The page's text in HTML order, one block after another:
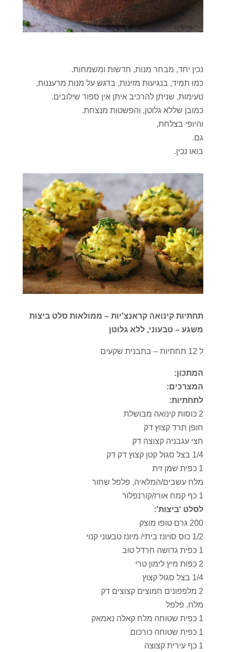
נכין יחד, מבחר מנות, חדשות ומשמחות.
כמו תמיד, בנגיעות מזינות, בדגש על מנות מרעננות,
טעימות, שניתן להרכיב איתן אין ספור שילובים.
כמובן שללא גלוטן, והפשטות מנצחת.
והיופי בצלחת,
גם.
בואו נכין.
תחתיות קינואה קראנצ'יות – ממולאות סלט ביצות
משגע – טבעוני, ללא גלוטן
ל 12 תחתיות – בתבנית שקעים
המתכון:
המצרכים:
לתחתיות:
2 כוסות קינואה מבושלת
חופן תרד קצוץ דק
חצי עגבניה קצוצה דק
1/4 בצל סגול קטן קצוץ דק דק
1 כפית שמן זית
מלח עשבים/המלאיה, פלפל שחור
1 כף קמח אורז/קורנפלור
לסלט 'ביצות':
200 גרם טופו מוצק
1/2 כוס סויונז ביתי/ מיונז טבעוני קנוי
1 כפית גדושה חרדל טוב
2 כפות מיץ לימון טרי
1/4 בצל סגול קצוץ
2 מלפפונים חמוצים קצוצים דק
מלח, פלפל
1 כפית שטוחה מלח קאלה נאמאק
1 כפית שטוחה כורכום
1 כף עירית קצוצה